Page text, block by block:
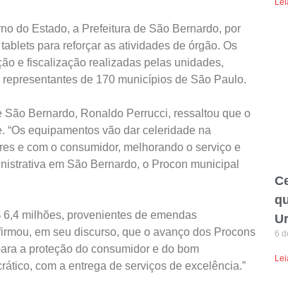
do Estado, a Prefeitura de São Bernardo, por
para reforçar as atividades de órgão. Os
e fiscalização realizadas pelas unidades,
de 170 municípios de São Paulo.
Bernardo, Ronaldo Perrucci, ressaltou que o
equipamentos vão dar celeridade na
e com o consumidor, melhorando o serviço e
em São Bernardo, o Procon municipal
milhões, provenientes de emendas
em seu discurso, que o avanço dos Procons
a proteção do consumidor e do bom
com a entrega de serviços de excelência.”
6